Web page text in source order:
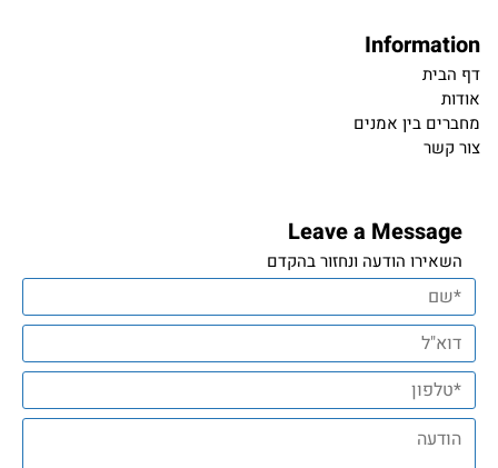
Information
דף הבית
אודות
מחברים בין אמנים
צור קשר
Leave a Message
השאירו הודעה ונחזור בהקדם